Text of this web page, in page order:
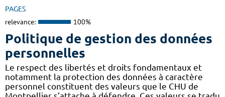
PAGES
relevance: 100%
Politique de gestion des données
personnelles
Le respect des libertés et droits fondamentaux et
notamment la protection des données à caractère
personnel constituent des valeurs que le CHU de